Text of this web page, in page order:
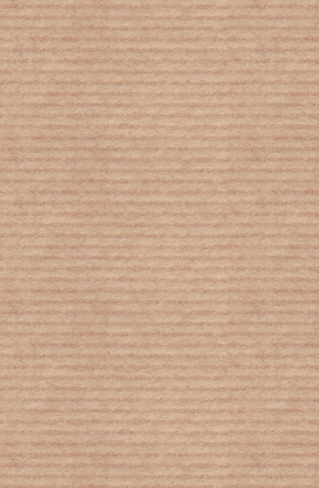
Οι ψυχολογικές επιπτώσεις του
κορονοϊού
Η επιστήμη μίλησε: Περισσότεροι
ρατσιστές σημαίνουν και περισσότερα
κρούσματα κορονοϊού